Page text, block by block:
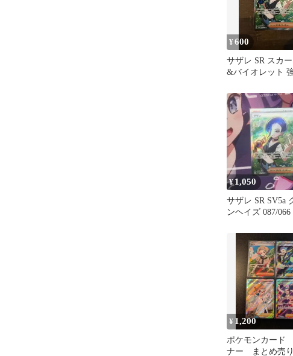
¥600
サザレ SR スカ
&バイオレット
キ…
¥1,050
サザレ SR SV5a
ンヘイズ 087/066
¥ 1,200
ポケモンカード
ナー まとめ売り